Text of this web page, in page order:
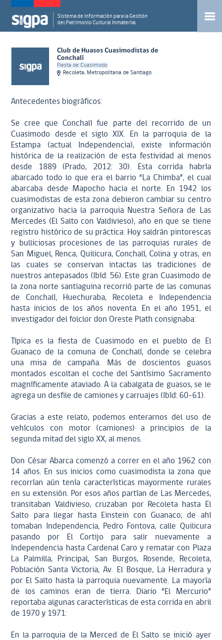
Sistema de Información para la Gestión
del Patrimonio Cultural Inmaterial
Club de Huasos Cuasimodistas de
Conchalí
Fiesta de Cuasimodo
Recoleta, Metropolitana de Santiago
Antecedentes biográficos:
Se cree que Conchalí fue parte del recorrido de un
Cuasimodo desde el siglo XIX. En la parroquia de la
Estampa (actual Independencia), existe información
histórica de la realización de esta festividad al menos
desde 1889 (Prado, 2012: 30). Esta corrida habría
abarcado todo lo que era el barrio “La Chimba”, el cual
abarcaba desde Mapocho hacia el norte. En 1942 los
cuasimodistas de esta zona debieron cambiar su centro
organizativo hacia la parroquia Nuestra Señora de Las
Mercedes (El Salto con Valdivieso), año en que se tiene
registro histórico de su práctica: Hoy saldrán pintorescas
y bulliciosas procesiones de las parroquias rurales de
San Miguel, Renca, Quilicura, Conchalí, Colina y otras, en
las cuales se conservan intactas las tradiciones de
nuestros antepasados (Ibíd: 56). Este gran Cuasimodo de
la zona norte santiaguina recorrió parte de las comunas
de Conchalí, Huechuraba, Recoleta e Independencia
hasta inicios de los años noventa. En el año 1951, el
investigador del folclor don Oreste Plath consignaba:
Típica es la fiesta de Cuasimodo en el pueblo de El
Guanaco de la comuna de Conchalí, donde se celebra
una misa de campaña. Más de doscientos guasos
montados escoltan el coche del Santísimo Sacramento
magníficamente ataviado. A la cabalgata de guasos, se le
agrega un desfile de camiones y carruajes (Ibíd: 60-61).
Gracias a este relato, podemos enterarnos del uso de
vehículos con motor (camiones) a principios de la
segunda mitad del siglo XX, al menos.
Don César Abarca comenzó a correr en el año 1962 con
14 años. En sus inicios como cuasimodista la zona que
recorrían aún tenía características mayormente rurales
en su extensión. Por esos años partían de Las Mercedes,
transitaban Valdivieso, cruzaban por Recoleta hasta El
Salto para llegar hasta Einstein con Guanaco; de ahí
tomaban Independencia, Pedro Fontova, calle Quilicura
pasando por El Cortijo para salir nuevamente a
Independencia hasta Cardenal Caro y rematar con Plaza
La Palmilla, Principal, San Burgos, Rosende, Recoleta,
Población Santa Victoria, Av. El Bosque, La Herradura y
por El Salto hasta la parroquia nuevamente. La mayoría
de los caminos eran de tierra. Diario “El Mercurio”
reportaba algunas características de esta corrida en abril
de 1970 y 1971:
En la parroquia de la Merced de El Salto se inició ayer